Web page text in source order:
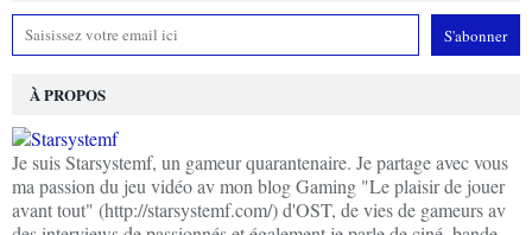
À PROPOS
Je suis Starsystemf, un gameur quarantenaire. Je partage avec vous
ma passion du jeu vidéo av mon blog Gaming "Le plaisir de jouer
avant tout" (http://starsystemf.com/) d'OST, de vies de gameurs av